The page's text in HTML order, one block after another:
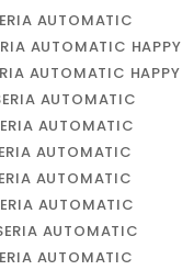
AUTOMATIC
AUTOMATIC HAPPY
AUTOMATIC HAPPY
AUTOMATIC
AUTOMATIC
AUTOMATIC
AUTOMATIC
AUTOMATIC
AUTOMATIC
AUTOMATIC